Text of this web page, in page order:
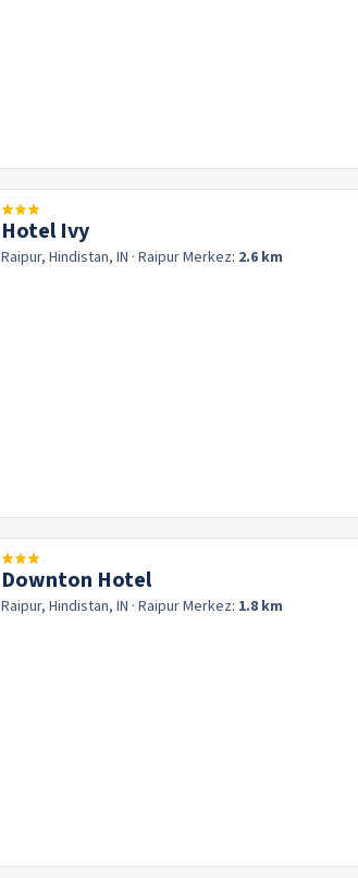
Hotel Ivy
Raipur, Hindistan, IN · RaipurMerkez: 2.6 km
Downton Hotel
Raipur, Hindistan, IN · RaipurMerkez: 1.8 km